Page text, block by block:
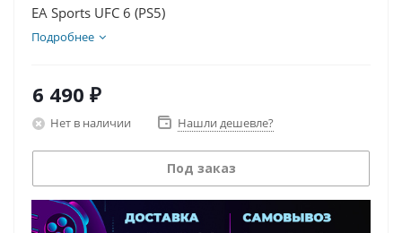
EA Sports UFC 6 (PS5)
Подробнее
6 490 ₽
Нет в наличии Нашли дешевле?
Под заказ